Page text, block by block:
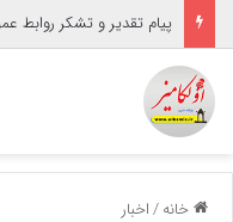
پیام تقدیر و تشکر روابط
خانه/اخبار